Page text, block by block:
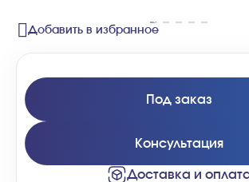
Добавить в избранное
Под заказ
Консультация
Доставка и